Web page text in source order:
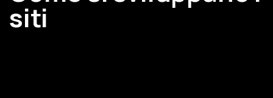
siti